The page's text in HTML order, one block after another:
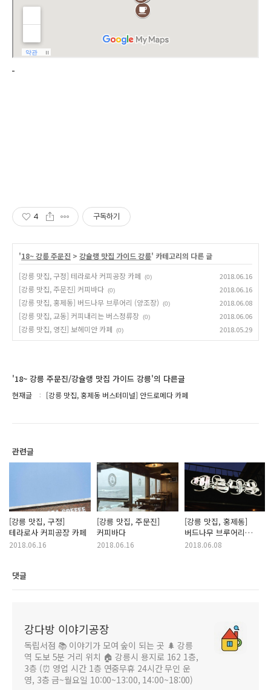
4 구독하기
'18~ 강릉 주문진 > 강슐랭 맛집 가이드 강릉' 카테고리의 다른 글
[강릉 맛집, 구정] 테라로사 커피공장 카페
(0) 2018.06.16
[강릉 맛집, 주문진] 커피바다 (0) 2018.06.16
[강릉 맛집, 홍제동] 버드나무 브루어리 (양조장) (0) 2018.06.08
[강릉 맛집, 교동] 커피내리는 버스정류장 (0) 2018.06.06
[강릉 맛집, 영진] 보헤미안 카페 (0) 2018.05.29
'18~ 강릉 주문진/강슐랭 맛집 가이드 강릉'의 다른글
현재글 [강릉 맛집, 홍제동 버스터미널] 안드로메다 카페
관련글
[강릉 맛집, 구정]
테라로사 커피공장 카페
2018.06.16
[강릉 맛집, 주문진]
커피바다
2018.06.16
[강릉 맛집, 홍제동]
버드나무 브루어리
(양조장)
2018.06.08
댓글
강다방 이야기공장
독립서점 📚 이야기가 모여 숲이 되는 곳 🌲 강릉
역 도보 5분 거리 위치 🏠 강릉시 용지로 162 1층,
3층 (⏰ 영업 시간 1층 연중무휴 24시간 무인 운
영, 3층 금~월요일 10:00~13:00, 14:00~18:00)